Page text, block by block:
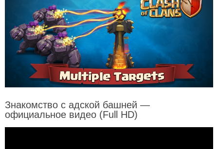
Знакомство с адской башней —
официальное видео (Full HD)